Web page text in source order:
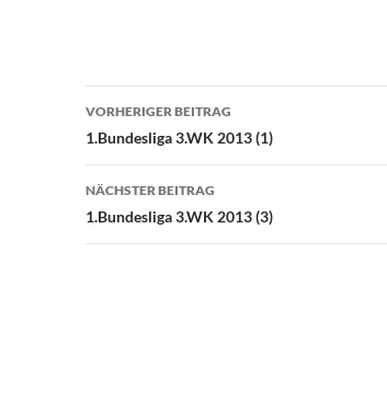
Beitragsnavigation
VORHERIGER BEITRAG
1.Bundesliga 3.WK 2013 (1)
NÄCHSTER BEITRAG
1.Bundesliga 3.WK 2013 (3)